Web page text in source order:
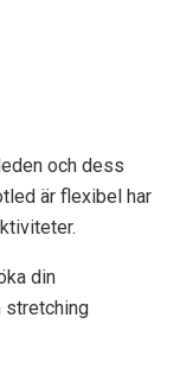
och dess
är flexibel har
din
stretching